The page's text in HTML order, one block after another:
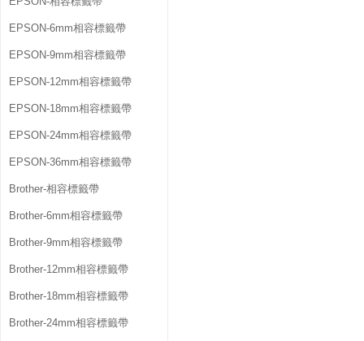
EPSON-6mm相容標籤帶
EPSON-9mm相容標籤帶
EPSON-12mm相容標籤帶
EPSON-18mm相容標籤帶
EPSON-24mm相容標籤帶
EPSON-36mm相容標籤帶
Brother-相容標籤帶
Brother-6mm相容標籤帶
Brother-9mm相容標籤帶
Brother-12mm相容標籤帶
Brother-18mm相容標籤帶
Brother-24mm相容標籤帶